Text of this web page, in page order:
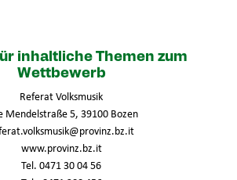
inhaltliche Themen zum
Wettbewerb
Referat Volksmusik
Mendelstraße 5, 39100 Bozen
www.provinz.bz.it
Tel. 0471 30 04 56